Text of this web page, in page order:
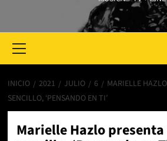
Menu
INICIO 2021 JULIO 6
MARIELLE
SENCILLO, ‘PENSANDO EN TI’
Marielle Hazlo